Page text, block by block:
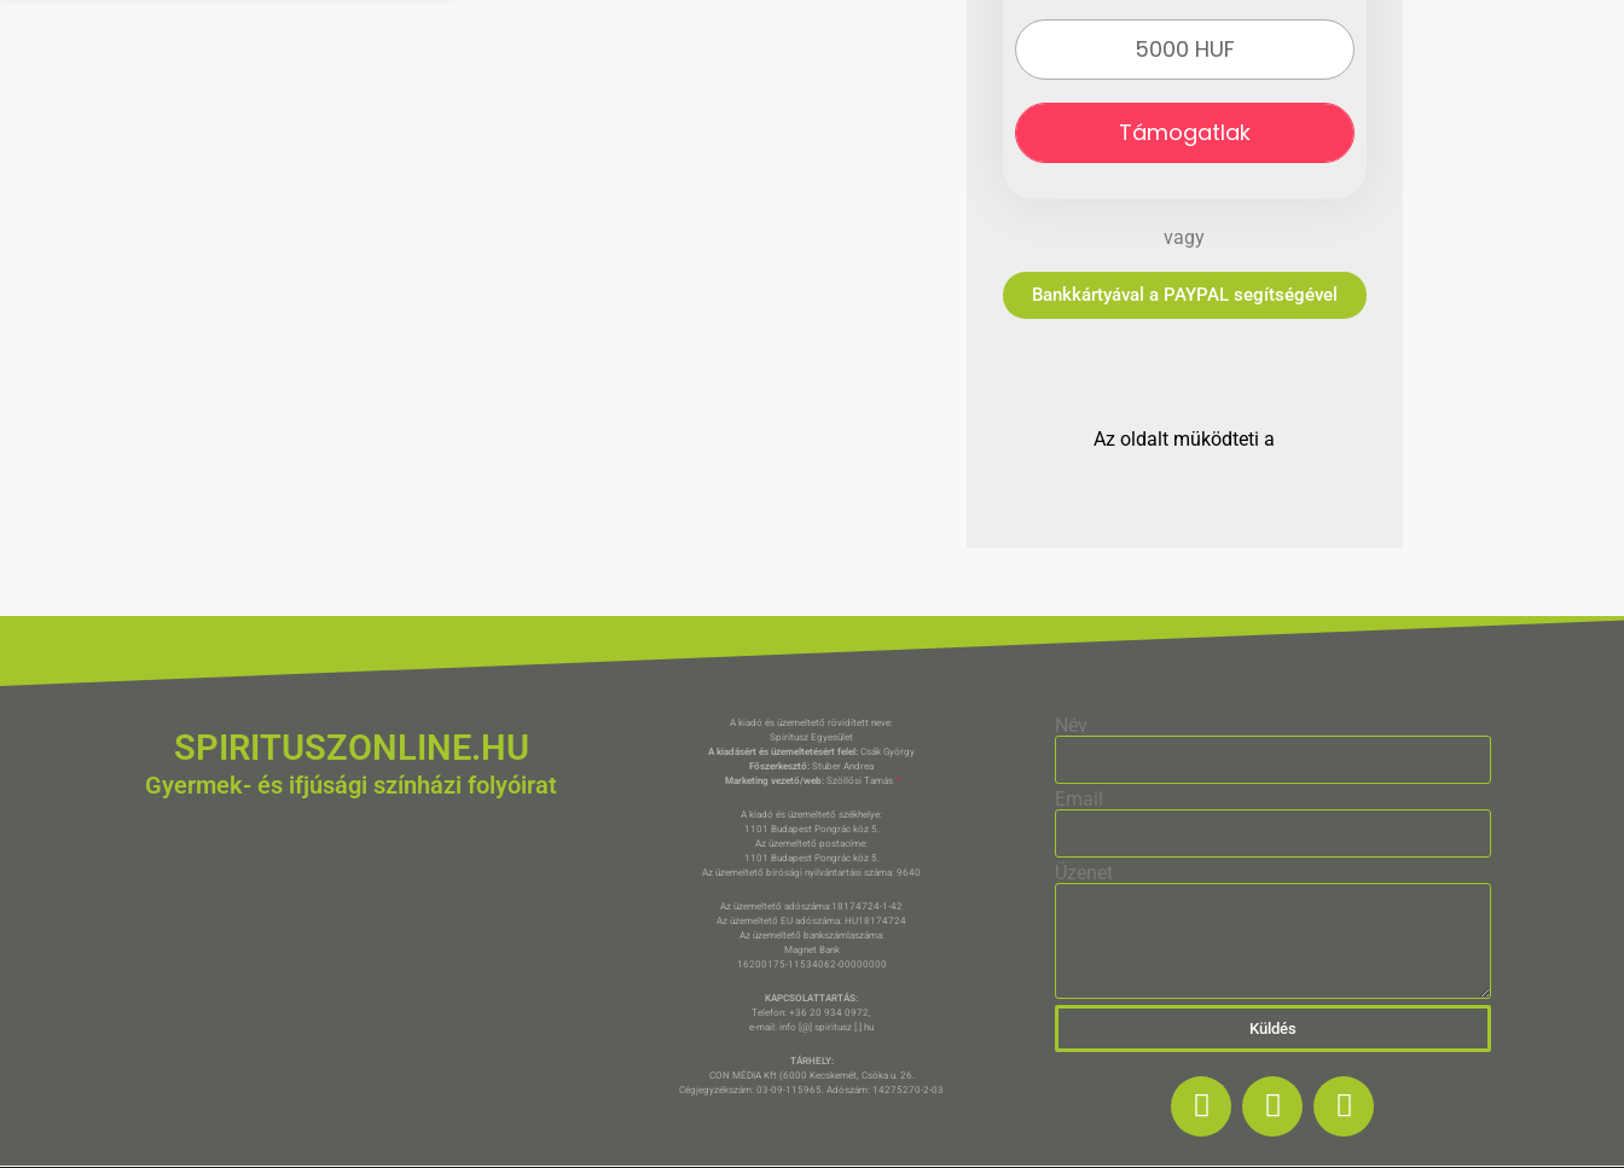
5000 HUF
Támogatlak
vagy
Bankkártyával a PAYPAL segítségével
Az oldalt müködteti a
SPIRITUSZONLINE.HU
Gyermek- és ifjúsági színházi folyóirat
A kiadó és üzemeltető rövidített neve:
Spiritusz Egyesület
A kiadásért és üzemeltetésért felel: Csák György
Főszerkesztő: Stuber Andrea
Marketing vezető/web:Szöllősi Tamás *
A kiadó és üzemeltető székhelye:
1101 Budapest Pongrác köz 5.
Az üzemeltető postacíme:
1101 Budapest Pongrác köz 5.
Az üzemeltető bírósági nyilvántartási száma: 9640
Az üzemeltető adószáma:18174724-1-42
Az üzemeltető EU adószáma: HU18174724
Az üzemeltető bankszámlaszáma:
Magnet Bank
16200175-11534062-00000000
KAPCSOLATTARTÁS:
Telefon: +36 20 934 0972,
e-mail: info [@] spiritusz [.] hu
TÁRHELY:
CON MÉDIA Kft (6000 Kecskemét, Csóka u. 26.
Cégjegyzékszám: 03-09-115965. Adószám: 14275270-2-03
Név
Email
Üzenet
Küldés